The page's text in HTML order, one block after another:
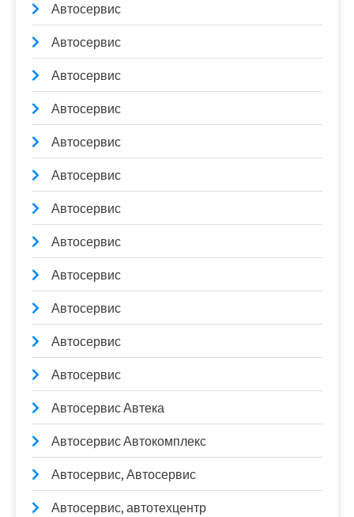
Автосервис
Автосервис
Автосервис
Автосервис
Автосервис
Автосервис
Автосервис
Автосервис
Автосервис
Автосервис
Автосервис
Автосервис
Автосервис Автека
Автосервис Автокомплекс
Автосервис, Автосервис
Автосервис, автотехцентр